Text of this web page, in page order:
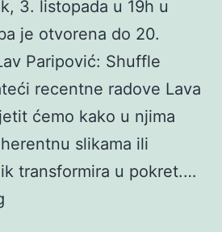
3. listopada u 19h u
je otvorena do 20.
Paripović: Shuffle
recentne radove Lava
ćemo kako u njima
slikama ili
transformira u pokret.…